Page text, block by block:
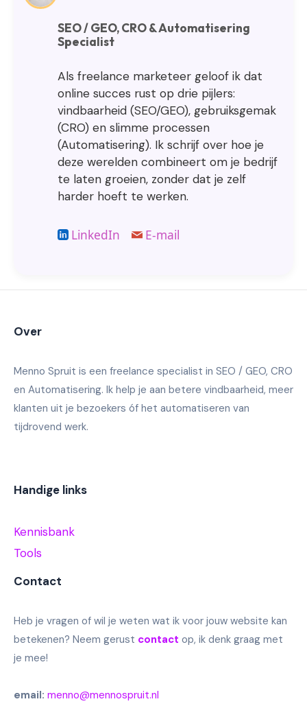
SEO / GEO, CRO & Automatisering
Specialist
Als freelance marketeer geloof ik dat
online succes rust op drie pijlers:
vindbaarheid (SEO/GEO), gebruiksgemak
(CRO) en slimme processen
(Automatisering). Ik schrijf over hoe je
deze werelden combineert om je bedrijf
te laten groeien, zonder dat je zelf
harder hoeft te werken.
LinkedIn E-mail
Over
Menno Spruit is een freelance specialist in SEO / GEO, CRO
en Automatisering. Ik help je aan betere vindbaarheid, meer
klanten uit je bezoekers óf het automatiseren van
tijdrovend werk.
Handige links
Kennisbank
Tools
Contact
Heb je vragen of wil je weten wat ik voor jouw website kan
betekenen? Neem gerust contact op, ik denk graag met
je mee!
email: menno@mennospruit.nl